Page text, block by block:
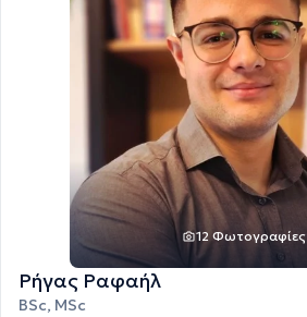
12 Φωτογραφίες
Ρήγας Ραφαήλ
BSc, MSc